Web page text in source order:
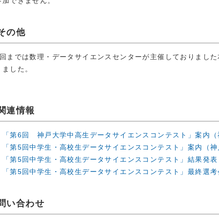
の他
までは数理・データサイエンスセンターが主催しておりまし
した。
連情報
「第6回 神戸大学中高生データサイエンスコンテスト」案内
「第5回中学生・高校生データサイエンスコンテスト」案内（
「第5回中学生・高校生データサイエンスコンテスト」結果発表
「第5回中学生・高校生データサイエンスコンテスト」最終選
い合わせ